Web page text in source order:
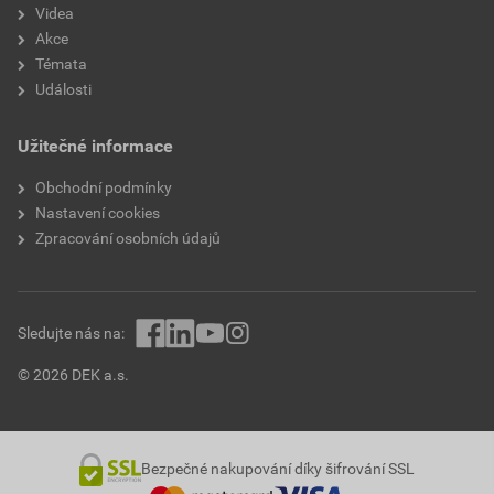
Videa
Akce
Témata
Události
Užitečné informace
Obchodní podmínky
Nastavení cookies
Zpracování osobních údajů
© 2026 DEK a.s.
Sledujte nás na:
Bezpečné nakupování díky šifrování SSL